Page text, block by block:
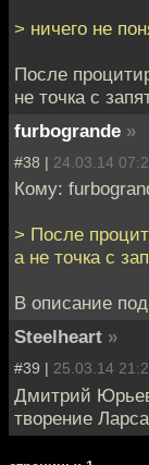
> ничего не
После
не точка с
furbogrande »
#38 | 24.03.14
Кому:
> После
а не точка с
В описание
Steelheart »
#39 | 25.03.14
Дмитрий
творение